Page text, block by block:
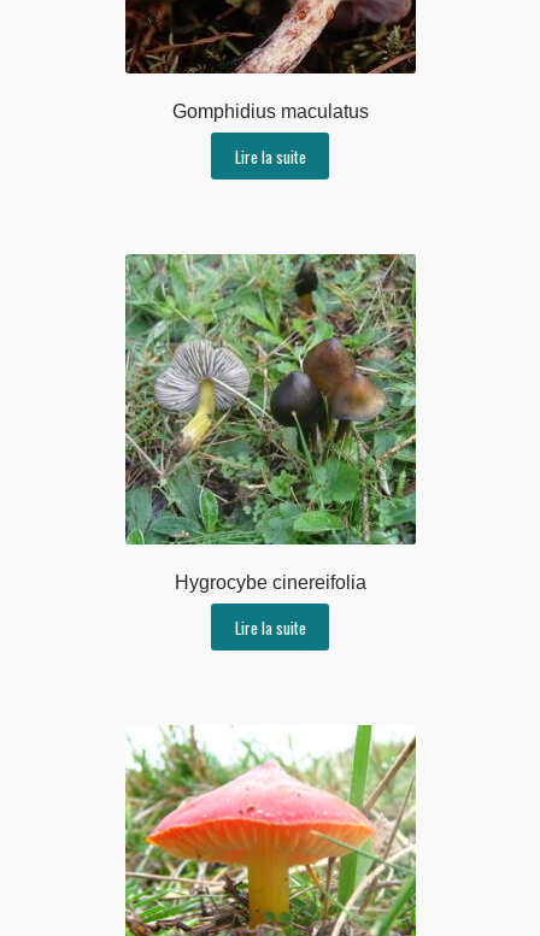
Gomphidius maculatus
Lire la suite
Hygrocybe cinereifolia
Lire la suite